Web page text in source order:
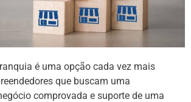
é uma opção cada vez mais
que buscam uma
comprovada e suporte de uma